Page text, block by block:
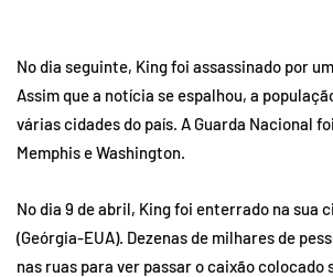
No dia seguinte, King foi assassinado por
Assim que a notícia se espalhou, a
várias cidades do país. A Guarda Nacional
Memphis e Washington.
No dia 9 de abril, King foi enterrado na sua
(Geórgia-EUA). Dezenas de milhares de
nas ruas para ver passar o caixão colocado